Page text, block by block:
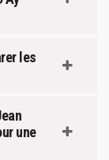
les
une